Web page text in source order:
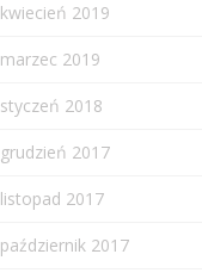
kwiecień 2019
marzec 2019
styczeń 2018
grudzień 2017
listopad 2017
październik 2017